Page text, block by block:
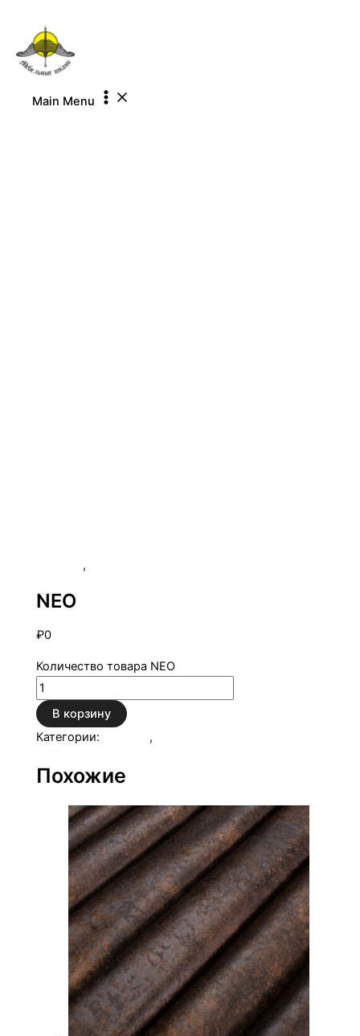
Main Menu
,
NEO
₽0
Количество товара NEO
В корзину
Категории:
,
Похожие